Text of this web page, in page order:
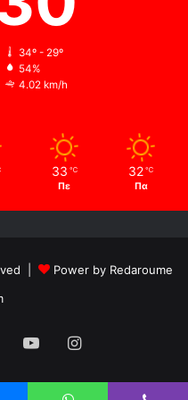
34º - 29º
54%
4.02 km/h
33 ℃
Πε
32 ℃
Πα
|
Power by Redaroume
YouTubeInstagram